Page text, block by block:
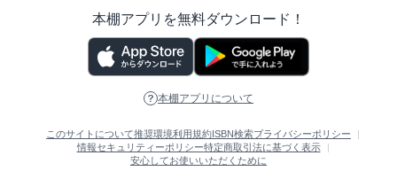
本棚アプリを無料ダウンロード！
本棚アプリについて
このサイトについて推奨環境利用規約 ISBN検索プライバシーポリシー
情報セキュリティーポリシー特定商取引法に基づく表示
安心してお使いいただくために